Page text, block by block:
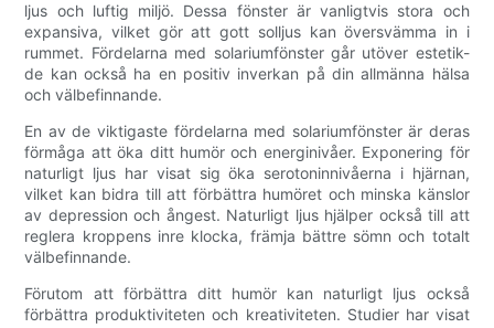
ljus och luftig miljö. Dessa fönster är vanligtvis stora och
expansiva, vilket gör att gott solljus kan översvämma in i
rummet. Fördelarna med solariumfönster går utöver estetik-
de kan också ha en positiv inverkan på din allmänna hälsa
och välbefinnande.
En av de viktigaste fördelarna med solariumfönster är deras
förmåga att öka ditt humör och energinivåer. Exponering för
naturligt ljus har visat sig öka serotoninnivåerna i hjärnan,
vilket kan bidra till att förbättra humöret och minska känslor
av depression och ångest. Naturligt ljus hjälper också till att
reglera kroppens inre klocka, främja bättre sömn och totalt
välbefinnande.
Förutom att förbättra ditt humör kan naturligt ljus också
förbättra produktiviteten och kreativiteten. Studier har visat